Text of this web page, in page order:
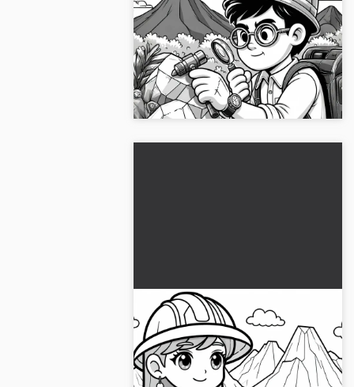
Gratis fargeleggingsbilde
geolog
Oppdag fargeleggbildet av en
geolog, som du kan laste ned gratis.
Lag det nå!...
Geologin fargeleggingsbilde
gratis
Gi slipp på kreativiteten din med
dette geologisk fargeleggingsbildet.